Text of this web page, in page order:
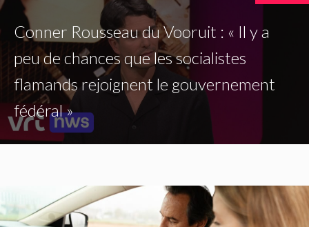
Conner Rousseau du Vooruit : « Il y a
peu de chances que les socialistes
flamands rejoignent le gouvernement
fédéral »